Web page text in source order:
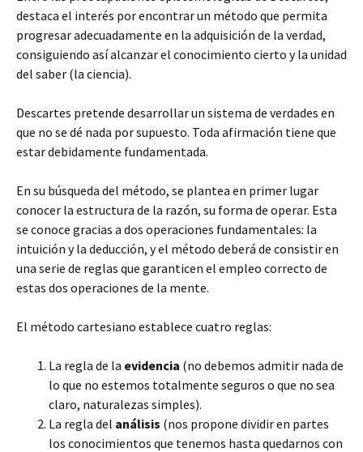
destaca el interés por encontrar un método que permita
progresar adecuadamente en la adquisición de la verdad,
consiguiendo así alcanzar el conocimiento cierto y la unidad
del saber (la ciencia).
Descartes pretende desarrollar un sistema de verdades en
que no se dé nada por supuesto. Toda afirmación tiene que
estar debidamente fundamentada.
En su búsqueda del método, se plantea en primer lugar
conocer la estructura de la razón, su forma de operar. Esta
se conoce gracias a dos operaciones fundamentales: la
intuición y la deducción, y el método deberá de consistir en
una serie de reglas que garanticen el empleo correcto de
estas dos operaciones de la mente.
El método cartesiano establece cuatro reglas:
La regla de la evidencia (no debemos admitir nada de
lo que no estemos totalmente seguros o que no sea
claro, naturalezas simples).
La regla del análisis (nos propone dividir en partes
los conocimientos que tenemos hasta quedarnos con